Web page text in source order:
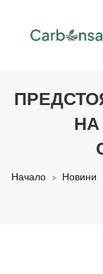
НА
Начало Новини